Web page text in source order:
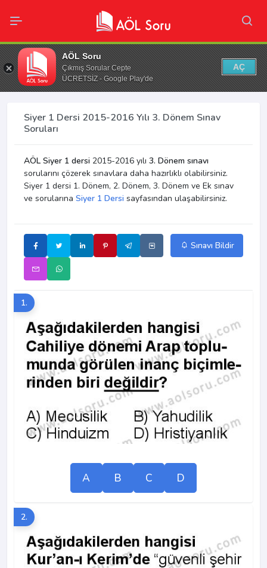
AÖL Soru
Çıkmış Sorular Cepte
ÜCRETSİZ - Google Play'de
AÇ
Siyer 1 Dersi 2015-2016 Yılı 3. Dönem Sınav
Soruları
AÖL Siyer 1 dersi 2015-2016 yılı 3. Dönem sınavı
sorularını çözerek sınavlara daha hazırlıklı olabilirsiniz.
Siyer 1 dersi 1. Dönem, 2. Dönem, 3. Dönem ve Ek sınav
ve sorularına Siyer 1 Dersi sayfasından ulaşabilirsiniz.
Sınavı Bildir
1.
A B C D
2.